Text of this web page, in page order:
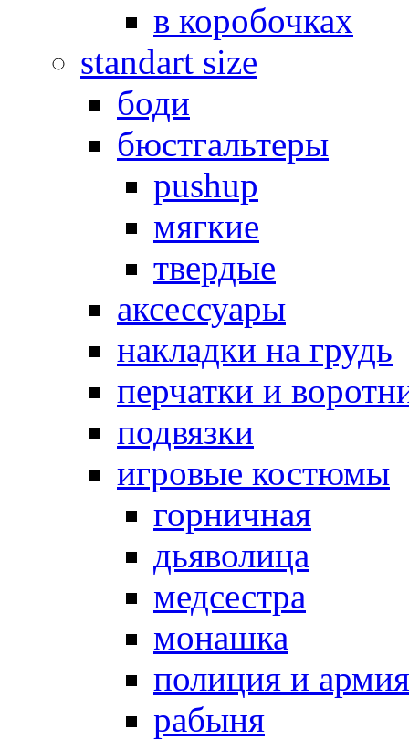
в коробочках
standart size
боди
бюстгальтеры
pushup
мягкие
твердые
аксессуары
накладки на грудь
перчатки и
подвязки
игровые костюмы
горничная
дьяволица
медсестра
монашка
полиция и армия
рабыня